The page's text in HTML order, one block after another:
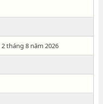
tháng 8 năm 2026